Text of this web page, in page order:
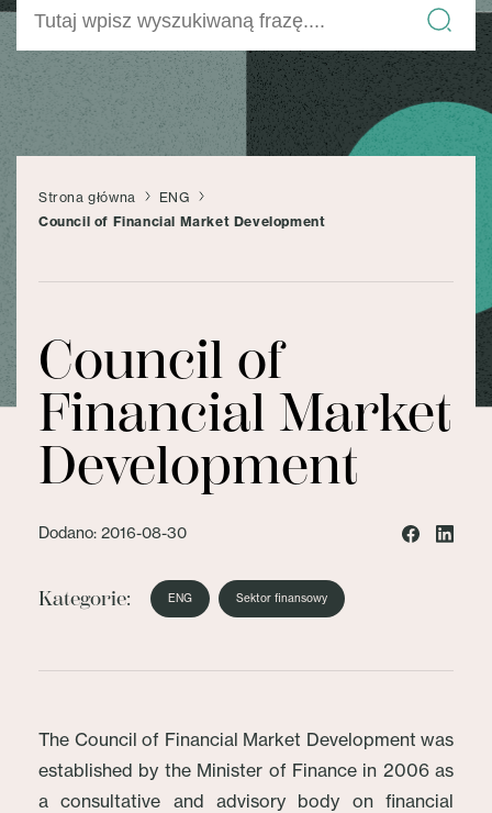
Strona główna
ENG
Council of Financial Market Development
Council of
Financial Market
Development
Dodano: 2016-08-30
Kategorie: ENG Sektor finansowy
The Council of Financial Market Development was
established by the Minister of Finance in 2006 as
a consultative and advisory body on financial